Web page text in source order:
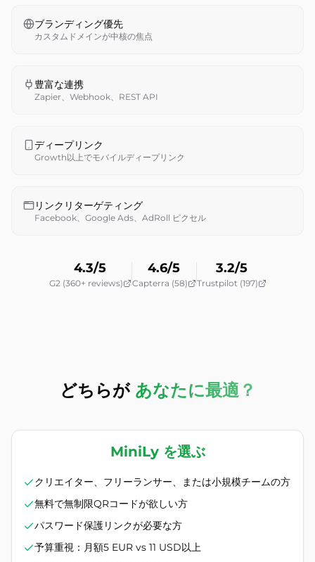
ブランディング優先
カスタムドメインが中核の焦点
豊富な連携
Zapier、Webhook、REST API
ディープリンク
Growth以上でモバイルディープリンク
リンクリターゲティング
Facebook、Google Ads、AdRoll ピクセル
4.3/5
G2 (360+ reviews)
4.6/5
Capterra (58)
3.2/5
Trustpilot (197)
どちらが あなたに最適？
MiniLy を選ぶ
クリエイター、フリーランサー、または小規模チームの方
無料で無制限QRコードが欲しい方
パスワード保護リンクが必要な方
予算重視：月額5 EUR vs 11 USD以上